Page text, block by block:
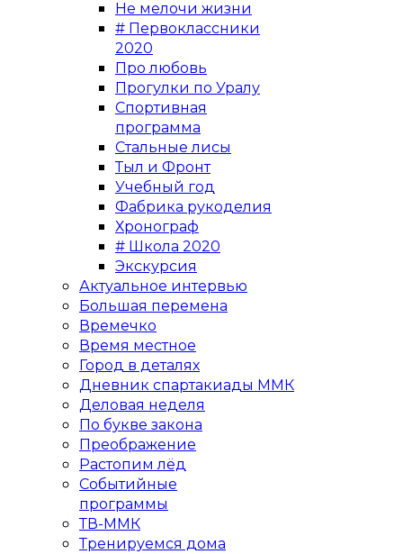
Не мелочи жизни
# Первоклассники
2020
Про любовь
Прогулки по Уралу
Спортивная
программа
Стальные лисы
Тыл и Фронт
Учебный год
Фабрика рукоделия
Хронограф
# Школа 2020
Экскурсия
Актуальное интервью
Большая перемена
Времечко
Время местное
Город в деталях
Дневник спартакиады ММК
Деловая неделя
По букве закона
Преображение
Растопим лёд
Событийные
программы
ТВ-ММК
Тренируемся дома